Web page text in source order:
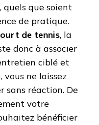
quels que soient
de pratique.
de tennis, la
donc à associer
ciblé et
vous ne laissez
sans réaction. De
votre
bénéficier